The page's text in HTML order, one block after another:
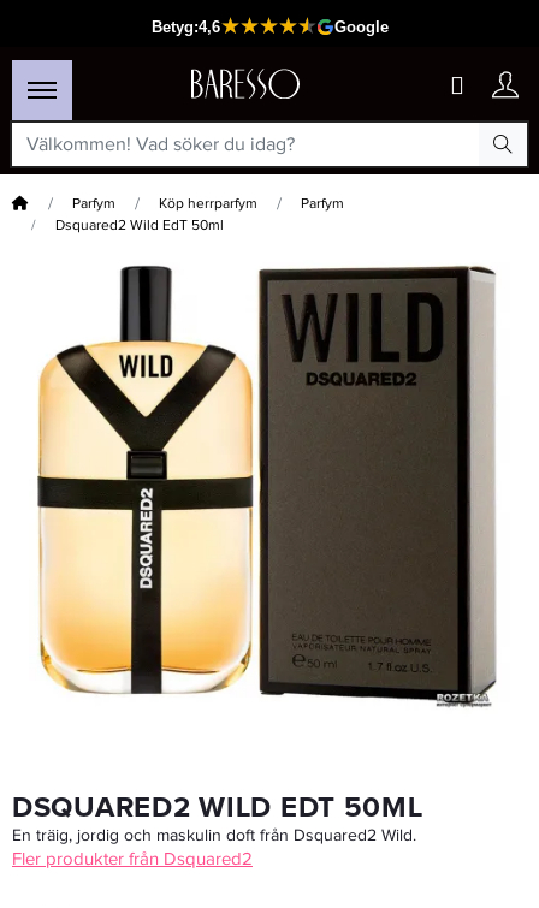
Hem Parfym Köp herrparfym
Parfym
Dsquared2 Wild EdT 50ml
Passar din varukorg
Afnan Supremacy Collector's Edition Edp 100ml
Rek. pris 799 kr
LÄGG I VARUKORGEN
DSQUARED2 WILD EDT 50ML
En träig, jordig och maskulin doft från Dsquared2 Wild.
Fler produkter från Dsquared2